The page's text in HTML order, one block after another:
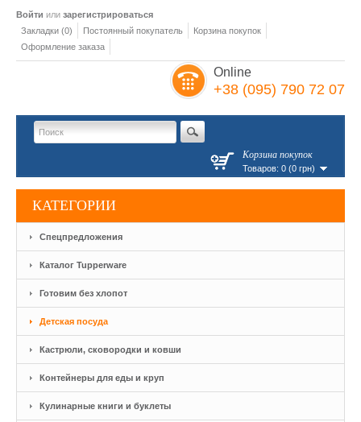
Войти или зарегистрироваться
Закладки (0)
Постоянный покупатель
Корзина покупок
Оформление заказа
Online
+38 (095) 790 72 07
Корзина покупок
Товаров: 0 (0 грн)
КАТЕГОРИИ
Спецпредложения
Каталог Tupperware
Готовим без хлопот
Детская посуда
Кастрюли, сковородки и ковши
Контейнеры для еды и круп
Кулинарные книги и буклеты